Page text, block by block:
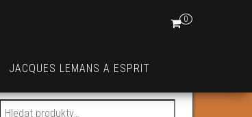
0
JACQUES LEMANS A ESPRIT
Hledat: